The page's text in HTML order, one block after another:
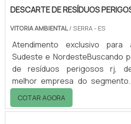
DESCARTE DE RESÍDUOS
VITORIA AMBIENTAL/ SERRA - ES
Atendimento exclusivo para
Sudeste e NordesteBuscando
de resíduos perigosos rj,
melhor empresa do
mais informações na vitrine
Soluções Industriais e
COTAR AGORA